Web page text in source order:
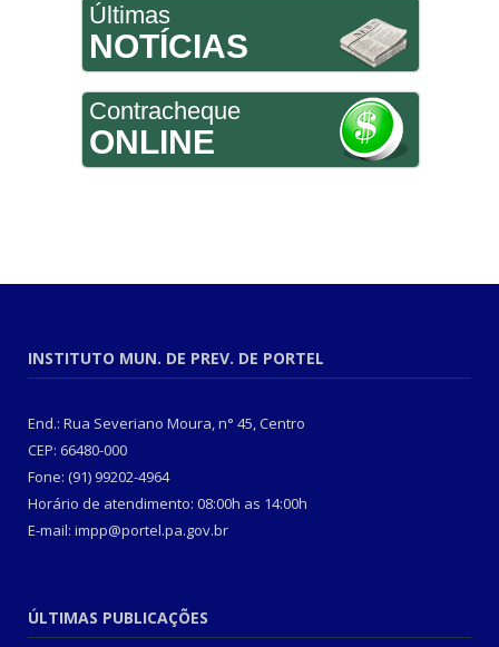
Últimas
NOTÍCIAS
Contracheque
ONLINE
INSTITUTO MUN. DE PREV. DE PORTEL
End.: Rua Severiano Moura, n° 45, Centro
CEP: 66480-000
Fone: (91) 99202-4964
Horário de atendimento: 08:00h as 14:00h
E-mail: impp@portel.pa.gov.br
ÚLTIMAS PUBLICAÇÕES